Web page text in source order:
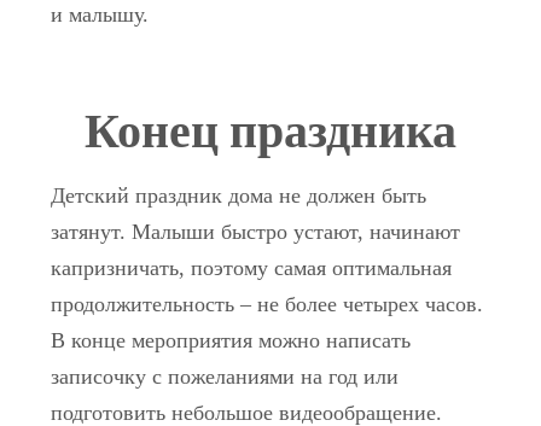
и малышу.
Конец праздника
Детский праздник дома не должен быть
затянут. Малыши быстро устают, начинают
капризничать, поэтому самая оптимальная
продолжительность – не более четырех часов.
В конце мероприятия можно написать
записочку с пожеланиями на год или
подготовить небольшое видеообращение.